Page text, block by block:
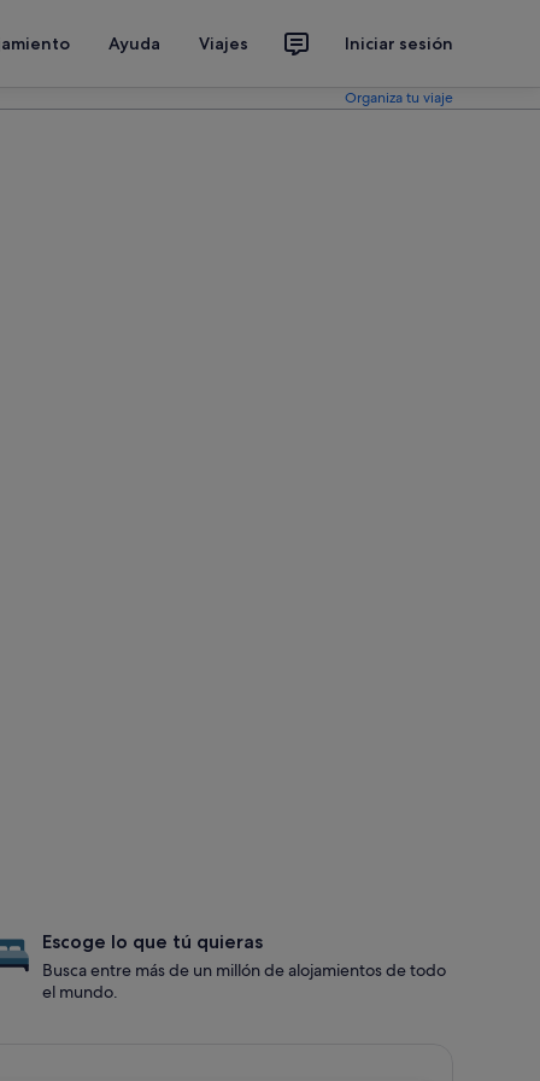
Ayuda Viajes Iniciar sesión
Organiza tu viaje
Escoge lo que tú quieras
Busca entre más de un millón de alojamientos de todo
el mundo.